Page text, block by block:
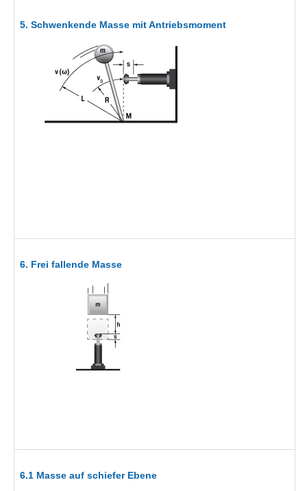
5. Schwenkende Masse mit Antriebsmoment
6. Frei fallende Masse
6.1 Masse auf schiefer Ebene